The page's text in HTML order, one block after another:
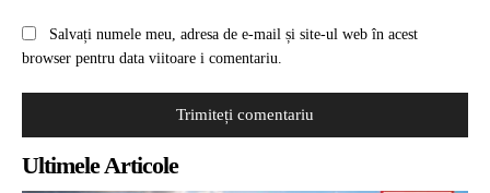
Salvați numele meu, adresa de e-mail și site-ul web în acest
browser pentru data viitoare i comentariu.
Ultimele Articole